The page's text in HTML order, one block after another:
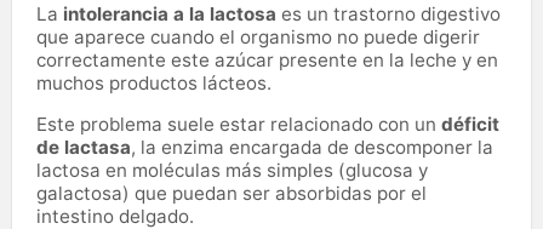
La intolerancia a la lactosa es un trastorno digestivo
que aparece cuando el organismo no puede digerir
correctamente este azúcar presente en la leche y en
muchos productos lácteos.
Este problema suele estar relacionado con un déficit
de lactasa, la enzima encargada de descomponer la
lactosa en moléculas más simples (glucosa y
galactosa) que puedan ser absorbidas por el
intestino delgado.